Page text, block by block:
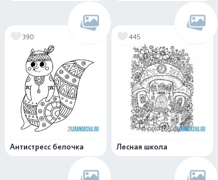
390
Антистресс белочка
445
Лесная школа